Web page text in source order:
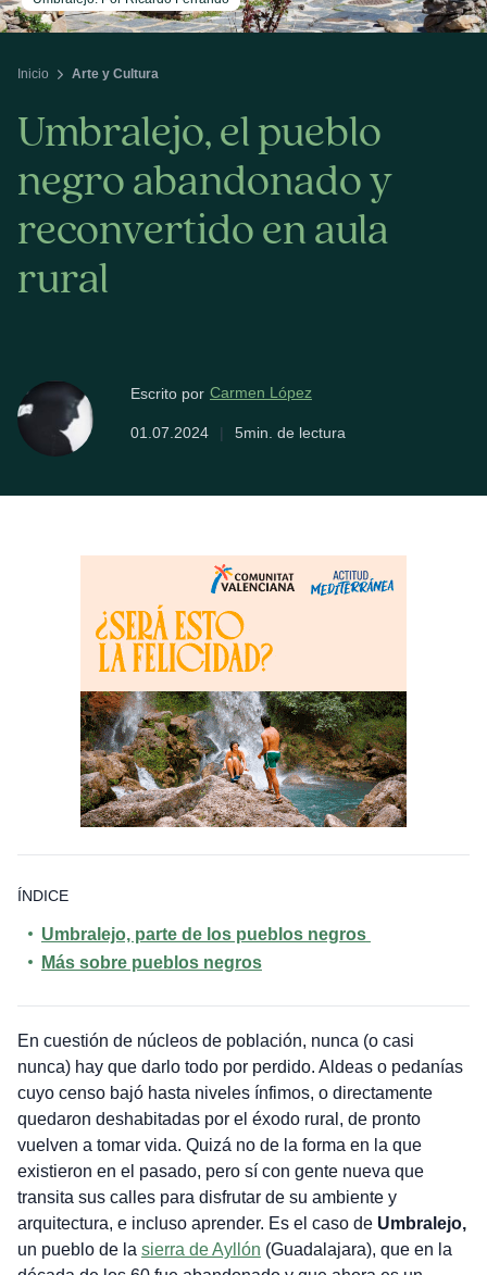
Inicio Arte y Cultura
Umbralejo, el pueblo
negro abandonado y
reconvertido en aula
rural
Escrito por Carmen López
01.07.2024 | 5min. de lectura
ÍNDICE
Umbralejo, parte de los pueblos negros
Más sobre pueblos negros
En cuestión de núcleos de población, nunca (o casi
nunca) hay que darlo todo por perdido. Aldeas o pedanías
cuyo censo bajó hasta niveles ínfimos, o directamente
quedaron deshabitadas por el éxodo rural, de pronto
vuelven a tomar vida. Quizá no de la forma en la que
existieron en el pasado, pero sí con gente nueva que
transita sus calles para disfrutar de su ambiente y
arquitectura, e incluso aprender. Es el caso de Umbralejo,
un pueblo de la sierra de Ayllón (Guadalajara), que en la